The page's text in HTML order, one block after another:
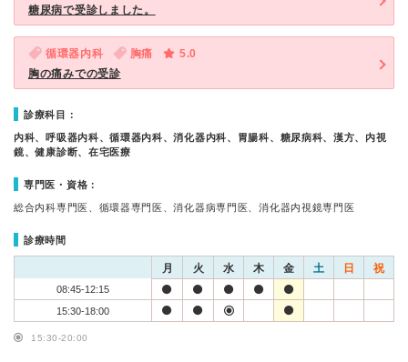
糖尿病で受診しました。
循環器内科 胸痛
5.0
胸の痛みでの受診
診療科目：
内科、呼吸器内科、循環器内科、消化器内科、胃腸科、糖尿病科、漢方、内視
鏡、健康診断、在宅医療
専門医・資格：
総合内科専門医、循環器専門医、消化器病専門医、消化器内視鏡専門医
診療時間
月 火 水 木 金 土 日 祝
08:45-12:15
15:30-18:00
15:30-20:00